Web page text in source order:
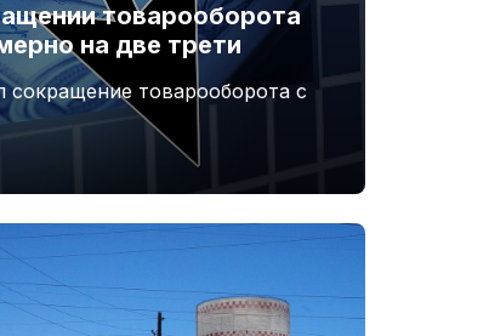
товарооборота
на две трети
товарооборота с